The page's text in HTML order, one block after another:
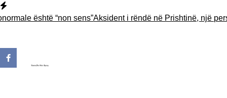
Skip
toështë “non sens”Aksident i rëndë në Prishtinë, një person